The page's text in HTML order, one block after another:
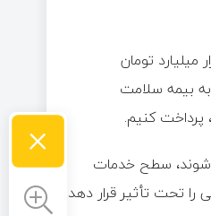
منابع جدید برای بیمه سلامت، گفت: امیدواریم علاوه بر تخصیص ۸۵ هزار میلیارد تومان
به بیمه سلامت
پرداخت کنیم.
شوند، سطح خدمات
تحت تأثیر قرار دهد.
×